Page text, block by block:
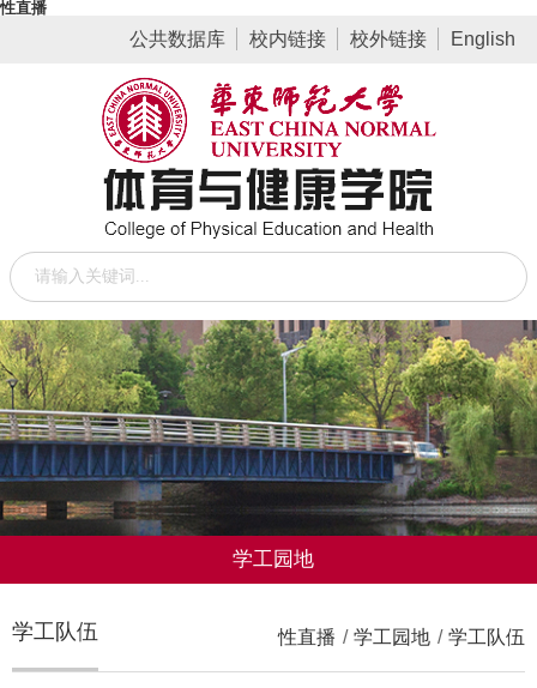
性直播
公共数据库 校内链接 校外链接 English
学工园地
性直播 / 学工园地 / 学工队伍
学工队伍